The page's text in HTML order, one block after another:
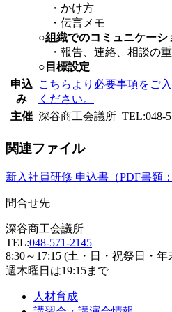
・かけ方
・伝言メモ
○組織でのコミュニケーシ
・報告、連絡、相談の
○目標設定
申込
み
こちらより必要事項をご
ください。
主催 深谷商工会議所 TEL:048-
関連ファイル
新入社員研修 申込書（PDF書類
問合せ先
深谷商工会議所
TEL:048-571-2145
8:30～17:15 (土・日・祝祭日・
週木曜日は19:15まで
人材育成